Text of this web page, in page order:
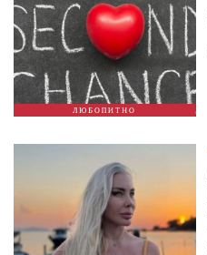
ЛЮБОПИТНО